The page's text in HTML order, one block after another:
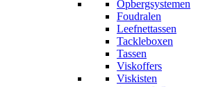
Opbergsystemen
Foudralen
Leefnettassen
Tackleboxen
Tassen
Viskoffers
Viskisten